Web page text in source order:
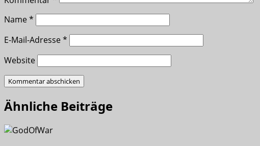
Name*
E-Mail-Adresse*
Website
Ähnliche Beiträge